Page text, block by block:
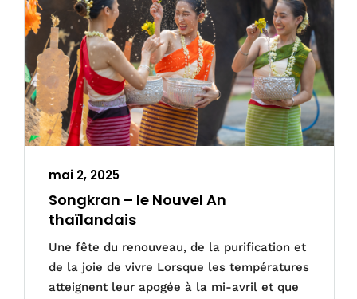
mai 2, 2025
Songkran – le Nouvel An
thaïlandais
Une fête du renouveau, de la purification et
de la joie de vivre Lorsque les températures
atteignent leur apogée à la mi-avril et que